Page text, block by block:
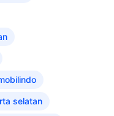
selatan